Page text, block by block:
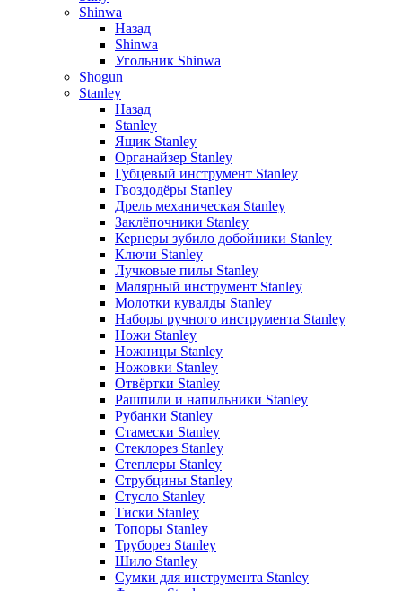
Shinwa
Назад
Shinwa
Угольник Shinwa
Shogun
Stanley
Назад
Stanley
Ящик Stanley
Органайзер Stanley
Губцевый инструмент Stanley
Гвоздодёры Stanley
Дрель механическая Stanley
Заклёпочники Stanley
Кернеры зубило добойники Stanley
Ключи Stanley
Лучковые пилы Stanley
Малярный инструмент Stanley
Молотки кувалды Stanley
Наборы ручного инструмента Stanley
Ножи Stanley
Ножницы Stanley
Ножовки Stanley
Отвёртки Stanley
Рашпили и напильники Stanley
Рубанки Stanley
Стамески Stanley
Стеклорез Stanley
Степлеры Stanley
Струбцины Stanley
Стусло Stanley
Тиски Stanley
Топоры Stanley
Труборез Stanley
Шило Stanley
Сумки для инструмента Stanley